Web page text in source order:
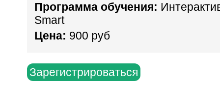
Программа обучения:
Smart
Цена: 900 руб
Зарегистрироваться